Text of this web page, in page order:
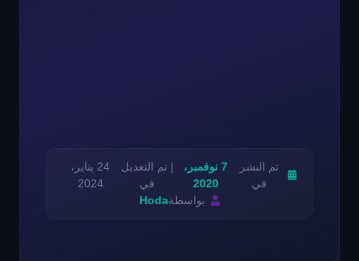
تم النشر
في
7 نوفمبر،
2020
| تم التعديل
في
24 يناير،
2024
بواسطةHoda